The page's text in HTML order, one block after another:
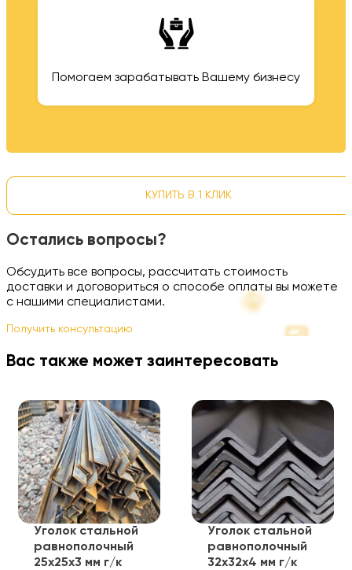
Помогаем зарабатывать Вашему бизнесу
КУПИТЬ В 1 КЛИК
Остались вопросы?
Обсудить все вопросы, рассчитать стоимость
доставки и договориться о способе оплаты вы можете
с нашими специалистами.
Получить консультацию
Вас также может заинтересовать
Уголок стальной
равнополочный
25х25х3 мм г/к
Уголок стальной
равнополочный
32х32х4 мм г/к